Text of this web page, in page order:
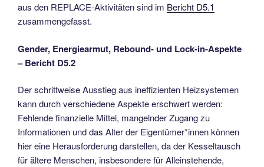
aus den REPLACE-Aktivitäten sind im Bericht D5.1
zusammengefasst.
Gender, Energiearmut, Rebound- und Lock-in-Aspekte
– Bericht D5.2
Der schrittweise Ausstieg aus ineffizienten Heizsystemen
kann durch verschiedene Aspekte erschwert werden:
Fehlende finanzielle Mittel, mangelnder Zugang zu
Informationen und das Alter der Eigentümer*innen können
hier eine Herausforderung darstellen, da der Kesseltausch
für ältere Menschen, insbesondere für Alleinstehende,